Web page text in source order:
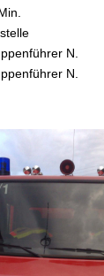
N.
N.